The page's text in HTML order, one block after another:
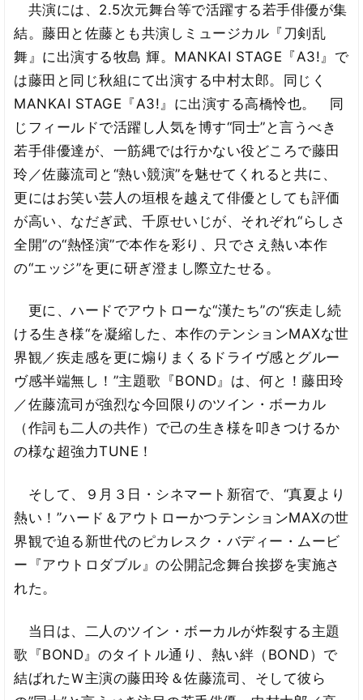
共演には、2.5次元舞台等で活躍する若手俳優が集
結。藤田と佐藤とも共演しミュージカル『刀剣乱
舞』に出演する牧島 輝。MANKAI STAGE『A3!』で
は藤田と同じ秋組にて出演する中村太郎。同じく
MANKAI STAGE『A3!』に出演する高橋怜也。 同
じフィールドで活躍し人気を博す“同士”と言うべき
若手俳優達が、一筋縄では行かない役どころで藤田
玲／佐藤流司と“熱い競演”を魅せてくれると共に、
更にはお笑い芸人の垣根を越えて俳優としても評価
が高い、なだぎ武、千原せいじが、それぞれ“らしさ
全開”の“熱怪演”で本作を彩り、只でさえ熱い本作
の“エッジ”を更に研ぎ澄まし際立たせる。
更に、ハードでアウトローな“漢たち”の“疾走し続
ける生き様“を凝縮した、本作のテンションMAXな世
界観／疾走感を更に煽りまくるドライヴ感とグルー
ヴ感半端無し！”主題歌『BOND』は、何と！藤田玲
／佐藤流司が強烈な今回限りのツイン・ボーカル
（作詞も二人の共作）で己の生き様を叩きつけるか
の様な超強力TUNE！
そして、９月３日・シネマート新宿で、“真夏より
熱い！”ハード＆アウトローかつテンションMAXの世
界観で迫る新世代のピカレスク・バディー・ムービ
ー『アウトロダブル』の公開記念舞台挨拶を実施さ
れた。
当日は、二人のツイン・ボーカルが炸裂する主題
歌『BOND』のタイトル通り、熱い絆（BOND）で
結ばれたＷ主演の藤田玲＆佐藤流司、そして彼ら